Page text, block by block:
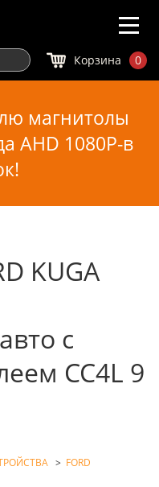
Корзина 0
магнитолы
AHD 1080P-в
KUGA
с
CC4L 9
> FORD